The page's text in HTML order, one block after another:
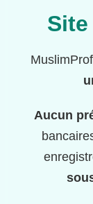
Aucun